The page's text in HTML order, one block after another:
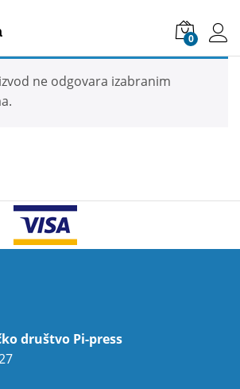
0
ne odgovara izabranim
društvo Pi-press